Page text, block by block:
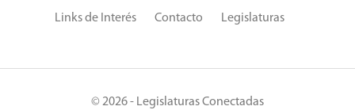
Links de Interés Contacto Legislaturas
© 2026 - Legislaturas Conectadas